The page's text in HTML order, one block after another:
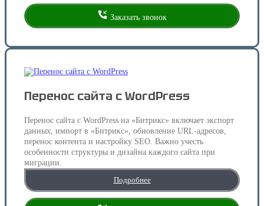
Заказать звонок
Перенос сайта с WordPress
Перенос сайта с WordPress на «Битрикс» включает экспорт
данных, импорт в «Битрикс», обновление URL-адресов,
перенос контента и настройку SEO. Важно учесть
особенности структуры и дизайна каждого сайта при
миграции.
Подробнее